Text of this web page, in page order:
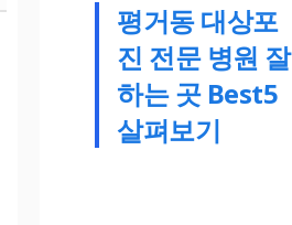
평거동 대상포
진 전문 병원 잘
하는 곳 Best5
살펴보기